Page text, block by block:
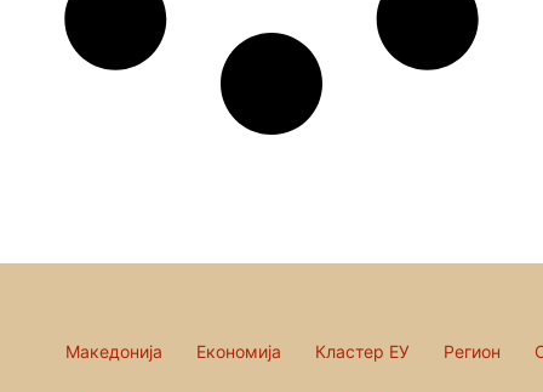
Македонија Економија Кластер ЕУ Регион